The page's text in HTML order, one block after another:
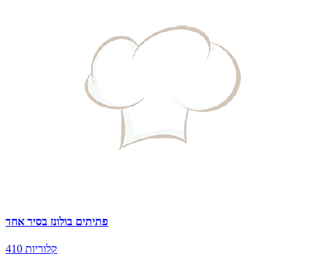
פתיתים בולונז בסיר אחד
410 קלוריות